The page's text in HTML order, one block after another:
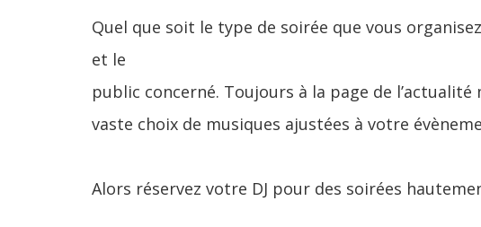
Quel que soit le type de soirée que vous
et le
public concerné. Toujours à la page de
vaste choix de musiques ajustées à votre
Alors réservez votre DJ pour des soirées